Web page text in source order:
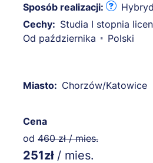
Sposób realizacji:
Cechy: Studia I stopnia
Od października
Polski
Miasto: Chorzów/Katowice
Cena
od 460 zł / mies.
251zł / mies.